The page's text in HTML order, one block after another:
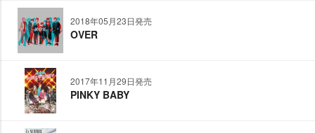
2018年05月23日発売
OVER
2017年11月29日発売
PINKY BABY